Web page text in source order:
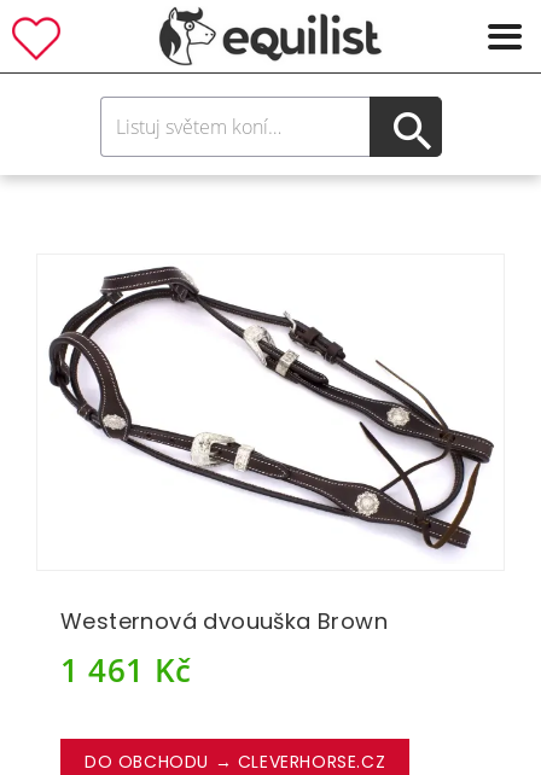
Westernová dvouuška Brown
1 461 Kč
DO OBCHODU → CLEVERHORSE.CZ